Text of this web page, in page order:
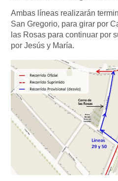
Ambas líneas realizarán
San Gregorio, para girar por
las Rosas para continuar por
por Jesús y María.